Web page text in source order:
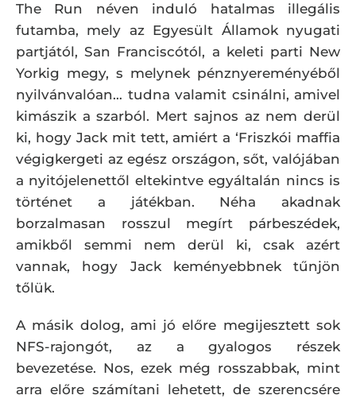
The Run néven induló hatalmas illegális
futamba, mely az Egyesült Államok nyugati
partjától, San Franciscótól, a keleti parti New
Yorkig megy, s melynek pénznyereményéből
nyilvánvalóan… tudna valamit csinálni, amivel
kimászik a szarból. Mert sajnos az nem derül
ki, hogy Jack mit tett, amiért a ‘Friszkói maffia
végigkergeti az egész országon, sőt, valójában
a nyitójelenettől eltekintve egyáltalán nincs is
történet a játékban. Néha akadnak
borzalmasan rosszul megírt párbeszédek,
amikből semmi nem derül ki, csak azért
vannak, hogy Jack keményebbnek tűnjön
tőlük.
A másik dolog, ami jó előre megijesztett sok
NFS-rajongót, az a gyalogos részek
bevezetése. Nos, ezek még rosszabbak, mint
arra előre számítani lehetett, de szerencsére